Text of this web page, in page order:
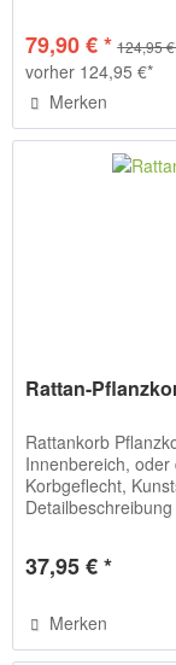
79,90 € * 124,95
vorher 124,95 €*
Merken
Rattan-
Rattankorb
Innenbereich,
Korbgeflecht,
37,95 € *
Merken